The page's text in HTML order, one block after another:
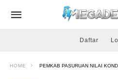
Daftar
HOME PEMKAB PASURUAN NILAI